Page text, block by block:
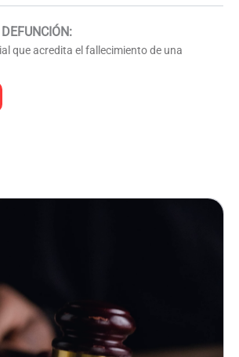
:
que acredita el fallecimiento de una